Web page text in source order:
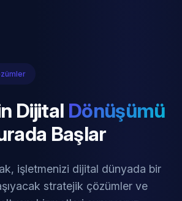
Dijital Dönüşümü
Başlar
işletmenizi dijital dünyada bir
stratejik çözümler ve